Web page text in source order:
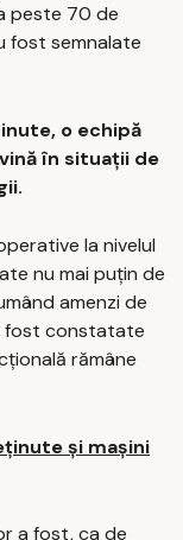
peste 70 de
fost semnalate
o echipă
în situații de
la nivelul
nu mai puțin de
amenzi de
fost constatate
rămâne
și mașini
a fost, ca de